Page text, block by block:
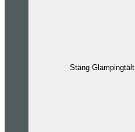
Stäng Glampingtält